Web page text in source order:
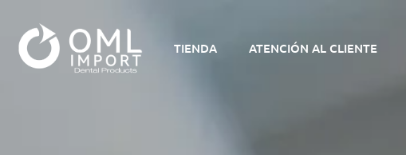
TIENDA ATENCIÓN AL CLIENTE